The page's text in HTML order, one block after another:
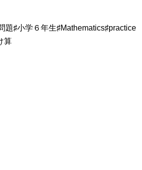
題♯小学６年生♯Mathematics♯practice
算